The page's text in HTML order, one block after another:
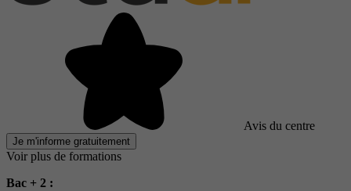
Avis du centre
Je m'informe gratuitement
Voir plus de formations
Bac + 2 :